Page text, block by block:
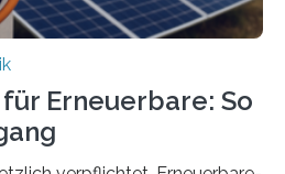
Erneuerbare: So